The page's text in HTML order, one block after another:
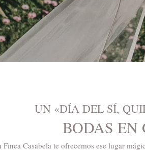
UN «DÍA DEL SÍ,
BODAS
Finca Casabela te ofrecemos ese lugar